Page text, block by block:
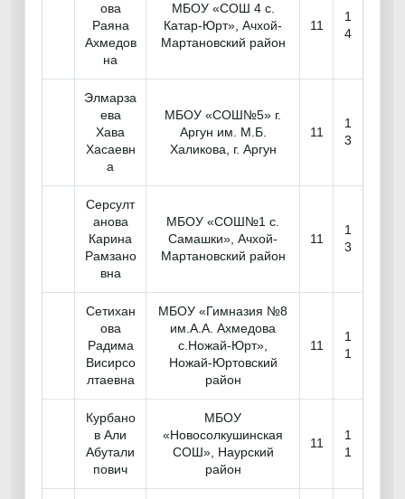
ова
Раяна
Ахмедов
на
МБОУ «СОШ 4 с.
Катар-Юрт», Ачхой-
Мартановский район
11
1
4
Элмарза
ева
Хава
Хасаевн
а
МБОУ «СОШ№5» г.
Аргун им. М.Б.
Халикова, г. Аргун
11
1
3
Серсулт
анова
Карина
Рамзано
вна
МБОУ «СОШ№1 с.
Самашки», Ачхой-
Мартановский район
11
1
3
Сетихан
ова
Радима
Висирсо
лтаевна
МБОУ «Гимназия №8
им.А.А. Ахмедова
с.Ножай-Юрт»,
Ножай-Юртовский
район
11
1
1
Курбано
в Али
Абутали
пович
МБОУ
«Новосолкушинская
СОШ», Наурский
район
11
1
1